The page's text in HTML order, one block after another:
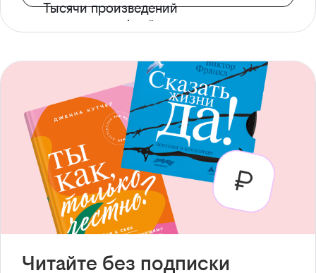
Тысячи произведений
с доступом офлайн
Читайте без подписки